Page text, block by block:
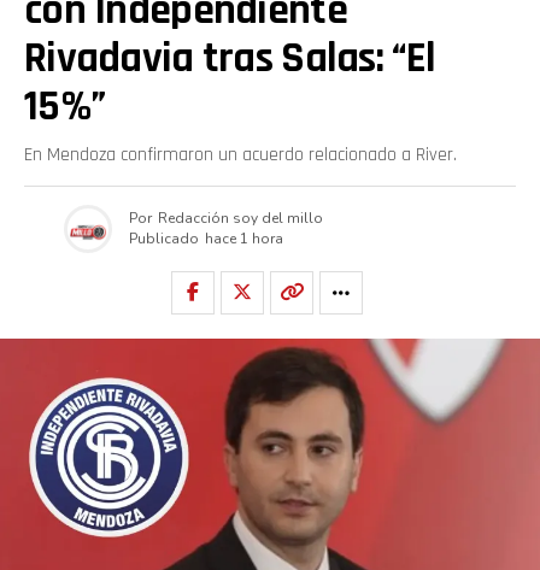
Rivadavia tras Salas: “El
15%”
En Mendoza confirmaron un acuerdo relacionado a River.
Por Redacción soy del millo
Publicado hace 1 hora